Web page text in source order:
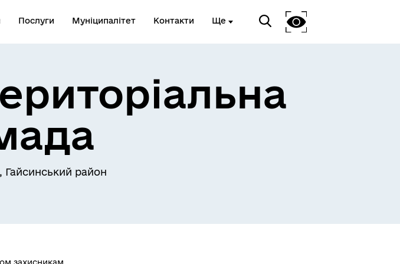
Послуги Муніципалітет Контакти Ще
Телефони екстрених служб та
комунальних підприємств
Гайсинський район